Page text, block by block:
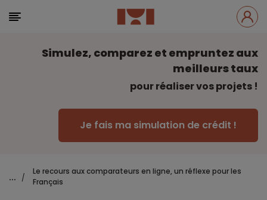
Simulez, comparez et empruntez aux
meilleurs taux
pour réaliser vos projets !
Je fais ma simulation de crédit !
... /
Le recours aux comparateurs en ligne, un réflexe pour les
Français